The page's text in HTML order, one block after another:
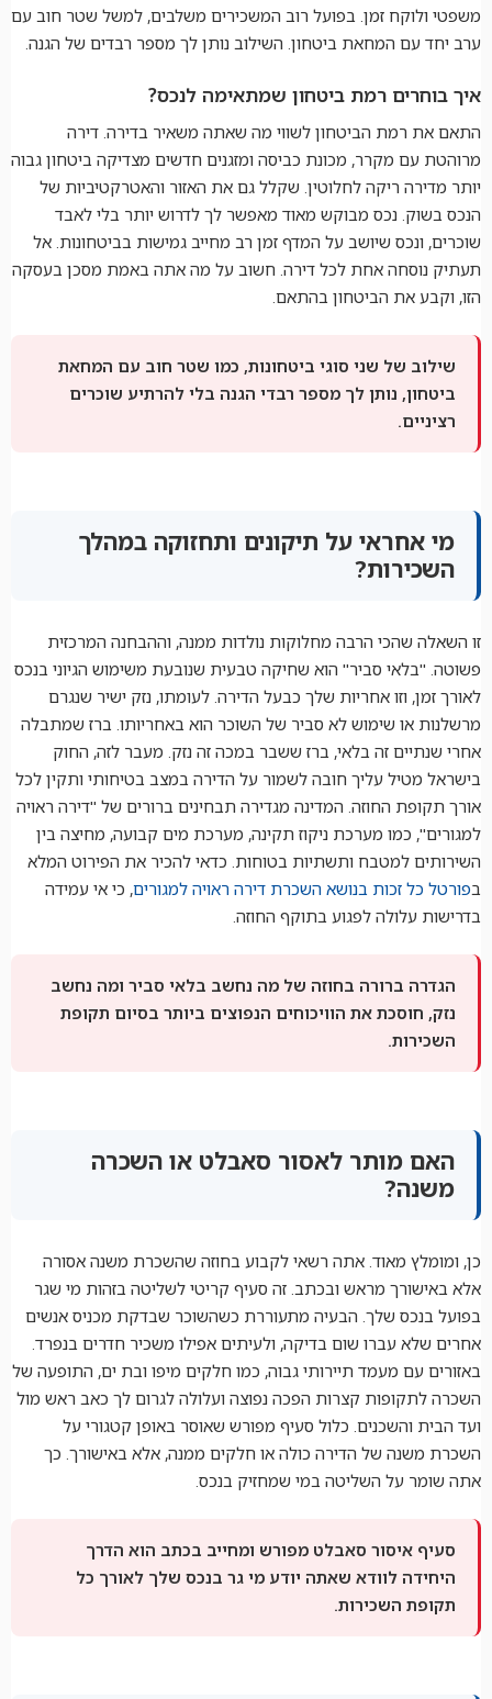
משפטי ולוקח זמן. בפועל רוב המשכירים משלבים, למשל שטר חוב עם
ערב יחד עם המחאת ביטחון. השילוב נותן לך מספר רבדים של הגנה.
איך בוחרים רמת ביטחון שמתאימה לנכס?
התאם את רמת הביטחון לשווי מה שאתה משאיר בדירה. דירה
מרוהטת עם מקרר, מכונת כביסה ומזגנים חדשים מצדיקה ביטחון גבוה
יותר מדירה ריקה לחלוטין. שקלל גם את האזור והאטרקטיביות של
הנכס בשוק. נכס מבוקש מאוד מאפשר לך לדרוש יותר בלי לאבד
שוכרים, ונכס שיושב על המדף זמן רב מחייב גמישות בביטחונות. אל
תעתיק נוסחה אחת לכל דירה. חשוב על מה אתה באמת מסכן בעסקה
הזו, וקבע את הביטחון בהתאם.
שילוב של שני סוגי ביטחונות, כמו שטר חוב עם המחאת
ביטחון, נותן לך מספר רבדי הגנה בלי להרתיע שוכרים
רציניים.
מי אחראי על תיקונים ותחזוקה במהלך
השכירות?
זו השאלה שהכי הרבה מחלוקות נולדות ממנה, וההבחנה המרכזית
פשוטה. "בלאי סביר" הוא שחיקה טבעית שנובעת משימוש הגיוני בנכס
לאורך זמן, וזו אחריות שלך כבעל הדירה. לעומתו, נזק ישיר שנגרם
מרשלנות או שימוש לא סביר של השוכר הוא באחריותו. ברז שמתבלה
אחרי שנתיים זה בלאי, ברז ששבר במכה זה נזק. מעבר לזה, החוק
בישראל מטיל עליך חובה לשמור על הדירה במצב בטיחותי ותקין לכל
אורך תקופת החוזה. המדינה מגדירה תבחינים ברורים של "דירה ראויה
למגורים", כמו מערכת ניקוז תקינה, מערכת מים קבועה, מחיצה בין
השירותים למטבח ותשתיות בטוחות. כדאי להכיר את הפירוט המלא
בפורטל כל זכות בנושא השכרת דירה ראויה למגורים, כי אי עמידה
בדרישות עלולה לפגוע בתוקף החוזה.
הגדרה ברורה בחוזה של מה נחשב בלאי סביר ומה נחשב
נזק, חוסכת את הוויכוחים הנפוצים ביותר בסיום תקופת
השכירות.
האם מותר לאסור סאבלט או השכרה
משנה?
כן, ומומלץ מאוד. אתה רשאי לקבוע בחוזה שהשכרת משנה אסורה
אלא באישורך מראש ובכתב. זה סעיף קריטי לשליטה בזהות מי שגר
בפועל בנכס שלך. הבעיה מתעוררת כשהשוכר שבדקת מכניס אנשים
אחרים שלא עברו שום בדיקה, ולעיתים אפילו משכיר חדרים בנפרד.
באזורים עם מעמד תיירותי גבוה, כמו חלקים מיפו ובת ים, התופעה של
השכרה לתקופות קצרות הפכה נפוצה ועלולה לגרום לך כאב ראש מול
ועד הבית והשכנים. כלול סעיף מפורש שאוסר באופן קטגורי על
השכרת משנה של הדירה כולה או חלקים ממנה, אלא באישורך. כך
אתה שומר על השליטה במי שמחזיק בנכס.
סעיף איסור סאבלט מפורש ומחייב בכתב הוא הדרך
היחידה לוודא שאתה יודע מי גר בנכס שלך לאורך כל
תקופת השכירות.